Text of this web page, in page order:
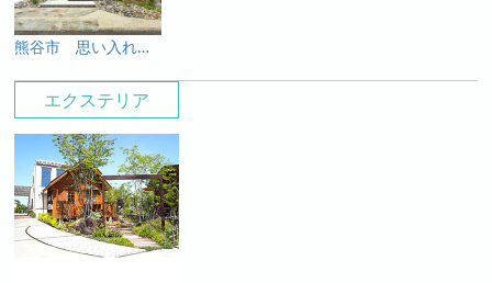
エクステリア
熊谷市 思い入れある灯篭や石と新たな素材が生み出す緑あふれる趣のあるオープン外構